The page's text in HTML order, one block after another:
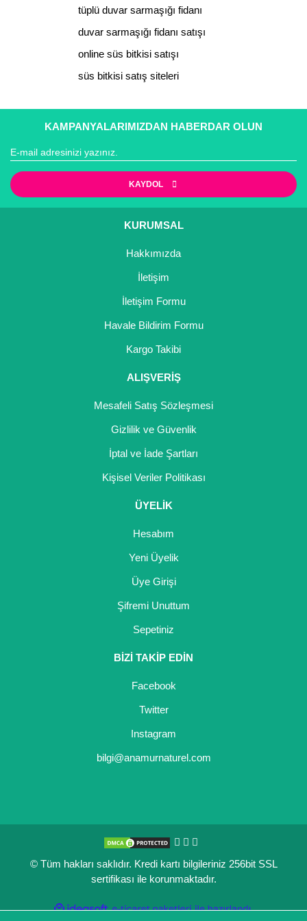
tüplü duvar sarmaşığı fidanı
duvar sarmaşığı fidanı satışı
online süs bitkisi satışı
süs bitkisi satış siteleri
KAMPANYALARIMIZDAN HABERDAR OLUN
KAYDOL
KURUMSAL
Hakkımızda
İletişim
İletişim Formu
Havale Bildirim Formu
Kargo Takibi
ALIŞVERİŞ
Mesafeli Satış Sözleşmesi
Gizlilik ve Güvenlik
İptal ve İade Şartları
Kişisel Veriler Politikası
ÜYELİK
Hesabım
Yeni Üyelik
Üye Girişi
Şifremi Unuttum
Sepetiniz
BİZİ TAKİP EDİN
Facebook
Twitter
Instagram
bilgi@anamurnaturel.com
© Tüm hakları saklıdır. Kredi kartı bilgileriniz 256bit SSL
sertifikası ile korunmaktadır.
ideasoft
e-
ile